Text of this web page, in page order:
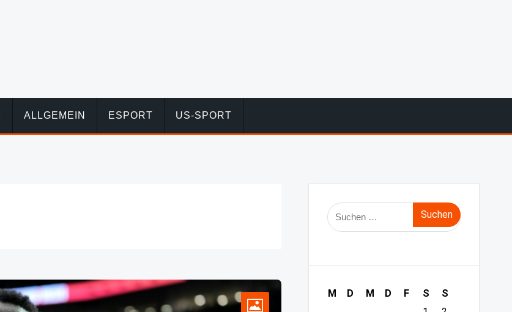
ALLGEMEIN ESPORT US-SPORT
Suche
nach:
M D M D F S
S